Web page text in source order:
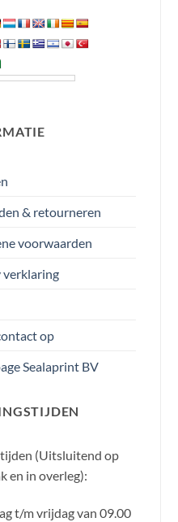
& retourneren
voorwaarden
verklaring
op
Sealaprint BV
(Uitsluitend op
en in overleg):
t/m vrijdag van 09.00
Actie!